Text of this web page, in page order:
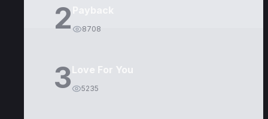
2 8708
3Love For You
5235